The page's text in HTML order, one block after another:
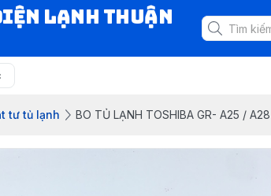
LẠNH THUẬN
tư tủ lạnh BO TỦ LẠNH TOSHIBA GR- A25 /